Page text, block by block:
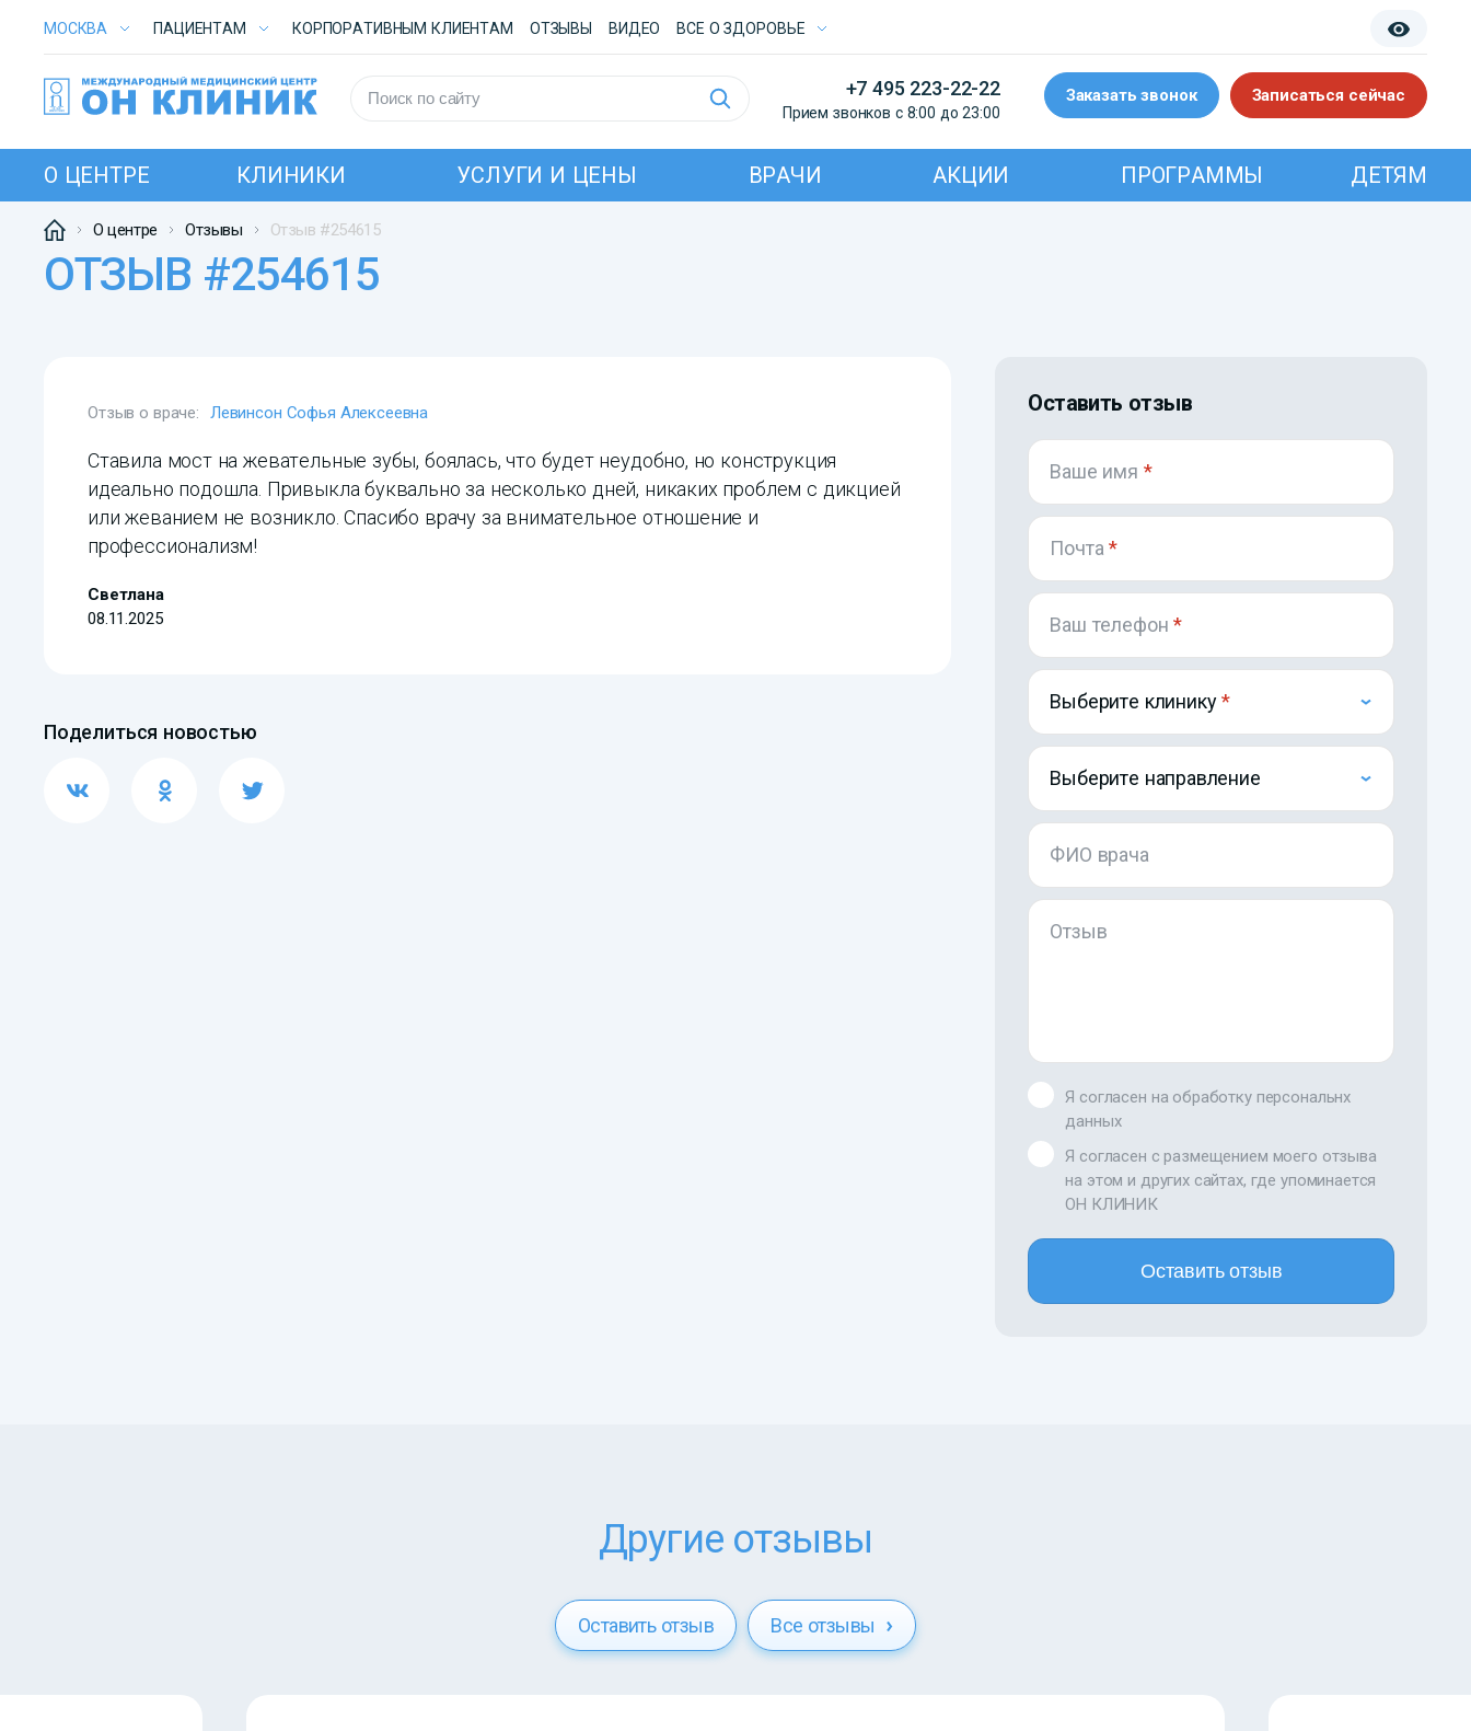
МОСКВА ПАЦИЕНТАМ КОРПОРАТИВНЫМ КЛИЕНТАМ ОТЗЫВЫ ВИДЕО ВСE О ЗДОРОВЬЕ
+7 495 223-22-22
Прием звонков с 8:00 до 23:00
Заказать звонок Записаться сейчас
О ЦЕНТРЕ КЛИНИКИ УСЛУГИ И ЦЕНЫ ВРАЧИ АКЦИИ ПРОГРАММЫ ДЕТЯМ
О центре Отзывы Отзыв #254615
ОТЗЫВ #254615
Отзыв о враче: Левинсон Софья Алексеевна
Ставила мост на жевательные зубы, боялась, что будет неудобно, но конструкция
идеально подошла. Привыкла буквально за несколько дней, никаких проблем с дикцией
или жеванием не возникло. Спасибо врачу за внимательное отношение и
профессионализм!
Светлана
08.11.2025
Поделиться новостью
Оставить отзыв
Ваше имя *
Почта*
Ваш телефон*
Выберите клинику
Выберите направление
ФИО врача
Отзыв
Я согласен на обработку персональнх
данных
Я согласен с размещением моего отзыва
на этом и других сайтах, где упоминается
ОН КЛИНИК
Оставить отзыв
Другие отзывы
Оставить отзыв Все отзывы